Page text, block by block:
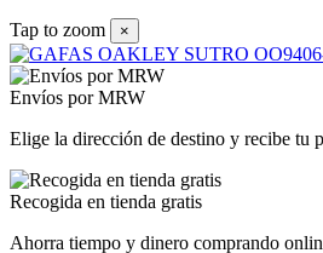
Tap to zoom ×
Envíos por MRW
Elige la dirección de destino y recibe tu
Recogida en tienda gratis
Ahorra tiempo y dinero comprando